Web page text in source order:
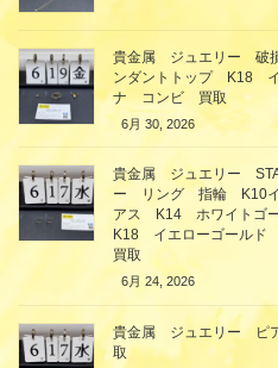
貴金属 ジュエリー 破
ンダントトップ K18
ナ コンビ 買取
6月 30, 2026
貴金属 ジュエリー
ー リング 指輪 K10イ
アス K14 ホワイト
K18 イエローゴール
買取
6月 24, 2026
貴金属 ジュエリー ピ
取